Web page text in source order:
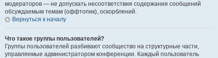
модераторов — не допускать несоответствия содержания сообщений
обсуждаемым темам (оффтопик), оскорблений.
Вернуться к началу
Что такое группы пользователей?
Группы пользователей разбивают сообщество на структурные части,
управляемые администратором конференции. Каждый пользователь